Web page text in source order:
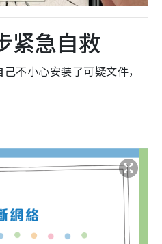
紧急自救
不小心安装了可疑文件，